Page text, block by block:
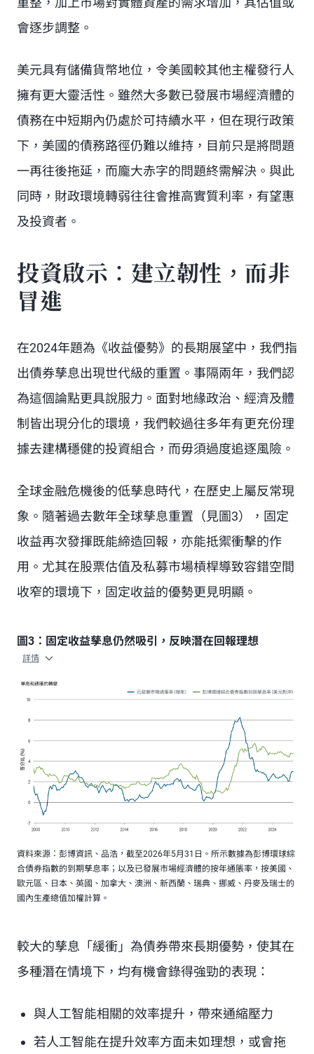
會逐步調整。
美元具有儲備貨幣地位，令美國較其他主權發行人
擁有更大靈活性。雖然大多數已發展市場經濟體的
債務在中短期內仍處於可持續水平，但在現行政策
下，美國的債務路徑仍難以維持，目前只是將問題
一再往後拖延，而龐大赤字的問題終需解決。與此
同時，財政環境轉弱往往會推高實質利率，有望惠
及投資者。
投資啟示：建立韌性，而非
冒進
在2024年題為《收益優勢》的長期展望中，我們指
出債券孳息出現世代級的重置。事隔兩年，我們認
為這個論點更具說服力。面對地緣政治、經濟及體
制皆出現分化的環境，我們較過往多年有更充份理
據去建構穩健的投資組合，而毋須過度追逐風險。
全球金融危機後的低孳息時代，在歷史上屬反常現
象。隨著過去數年全球孳息重置（見圖3），固定
收益再次發揮既能締造回報，亦能抵禦衝擊的作
用。尤其在股票估值及私募市場槓桿導致容錯空間
收窄的環境下，固定收益的優勢更見明顯。
圖3：固定收益孳息仍然吸引，反映潛在回報理想
詳情
資料來源：彭博資訊、品浩，截至2026年5月31日。所示數據為彭博環球綜
合債券指數的到期孳息率；以及已發展市場經濟體的按年通脹率，按美國、
歐元區、日本、英國、加拿大、澳洲、新西蘭、瑞典、挪威、丹麥及瑞士的
國內生產總值加權計算。
較大的孳息「緩衝」為債券帶來長期優勢，使其在
多種潛在情境下，均有機會錄得強勁的表現：
與人工智能相關的效率提升，帶來通縮壓力
若人工智能在提升效率方面未如理想，或會拖